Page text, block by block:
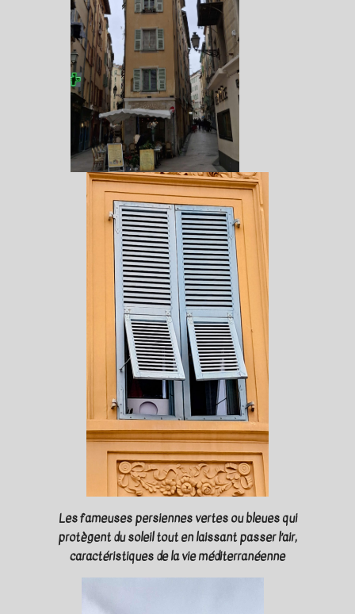
Les fameuses persiennes vertes ou bleues qui
protègent du soleil tout en laissant passer l’air,
caractéristiques de la vie méditerranéenne